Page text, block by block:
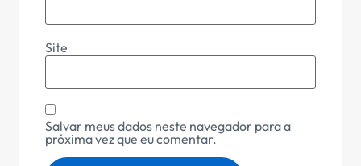
Site
Salvar meus dados neste navegador para a
próxima vez que eu comentar.